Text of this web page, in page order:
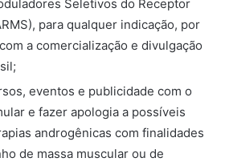
Seletivos do Receptor
para qualquer indicação, por
a comercialização e divulgação
eventos e publicidade com o
e fazer apologia a possíveis
androgênicas com finalidades
de massa muscular ou de